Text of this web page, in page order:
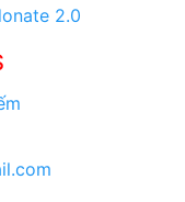
2.0